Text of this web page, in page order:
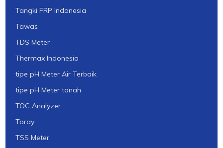
Tangki FRP Indonesia
Tawas
TDS Meter
Thermax Indonesia
tipe pH Meter Air Terbaik
tipe pH Meter tanah
TOC Analyzer
Toray
TSS Meter